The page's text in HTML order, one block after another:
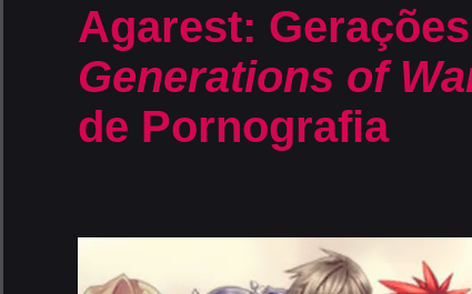
Agarest:
Generations of
de Pornografia